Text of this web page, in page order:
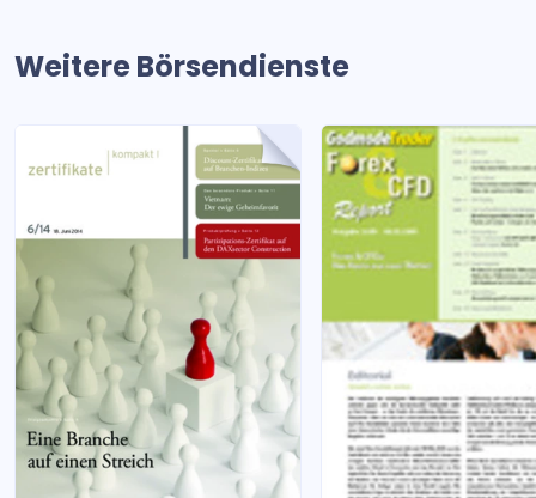
Weitere Börsendienste